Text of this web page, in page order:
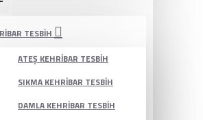
TESBIH
ATEŞ KEHRIBAR TESBIH
SIKMA KEHRIBAR TESBIH
DAMLA KEHRIBAR TESBIH